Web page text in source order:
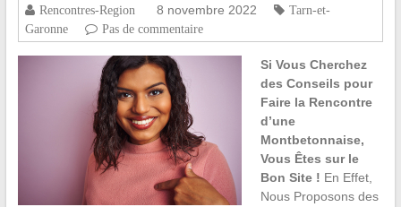
Rencontres-Region 8 novembre 2022
Tarn-et-
Garonne
Pas de commentaire
Si Vous Cherchez
des Conseils pour
Faire la Rencontre
d’une
Montbetonnaise,
Vous Êtes sur le
Bon Site ! En Effet,
Nous Proposons des